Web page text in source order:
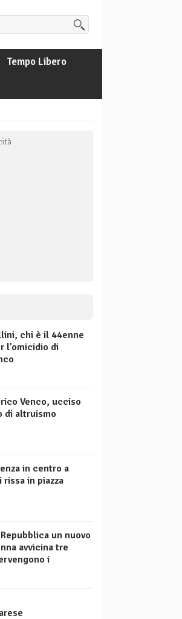
Tempo Libero
chi è il 44enne
l’omicidio di
Venco, ucciso
di altruismo
in centro a
rissa in piazza
un nuovo
avvicina tre
i